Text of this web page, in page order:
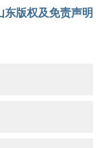
东版权及免责声明